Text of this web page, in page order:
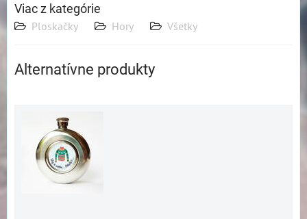
Viac z kategórie
Ploskačky Hory Všetky
Alternatívne produkty